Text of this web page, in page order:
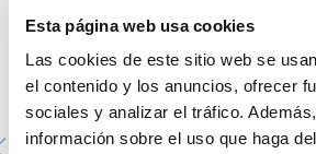
Esta página web usa cookies
Las cookies de este sitio web se
el contenido y los anuncios, ofrecer
sociales y analizar el tráfico.
información sobre el uso que haga
230 nm: 0,04 AU